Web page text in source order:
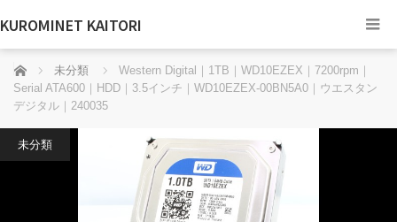
KUROMINET KAITORI
ホーム 未分類
Western Digital｜1TB｜WD10EZEX｜7200rpm｜
Serial ATA600｜HDD｜3.5インチ｜WD10EZEX-00BN5A0｜ウエスタン
デジタル｜240035
未分類